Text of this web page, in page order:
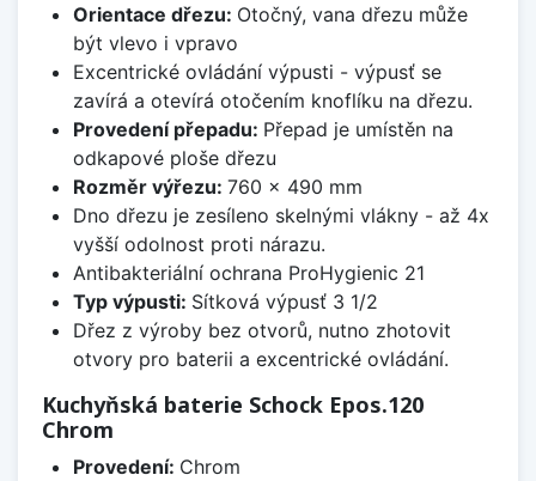
Orientace dřezu: Otočný, vana dřezu může
být vlevo i vpravo
Excentrické ovládání výpusti - výpusť se
zavírá a otevírá otočením knoflíku na dřezu.
Provedení přepadu: Přepad je umístěn na
odkapové ploše dřezu
Rozměr výřezu: 760 x 490 mm
Dno dřezu je zesíleno skelnými vlákny - až 4x
vyšší odolnost proti nárazu.
Antibakteriální ochrana ProHygienic 21
Typ výpusti: Sítková výpusť 3 1/2
Dřez z výroby bez otvorů, nutno zhotovit
otvory pro baterii a excentrické ovládání.
Kuchyňská baterie Schock Epos.120
Chrom
Provedení: Chrom